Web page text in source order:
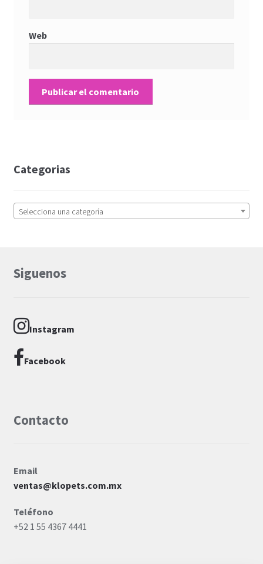
Web
Categorias
Selecciona una categoría
Siguenos
Instagram
Facebook
Contacto
Email
ventas@klopets.com.mx
Teléfono
+52 1 55 4367 4441